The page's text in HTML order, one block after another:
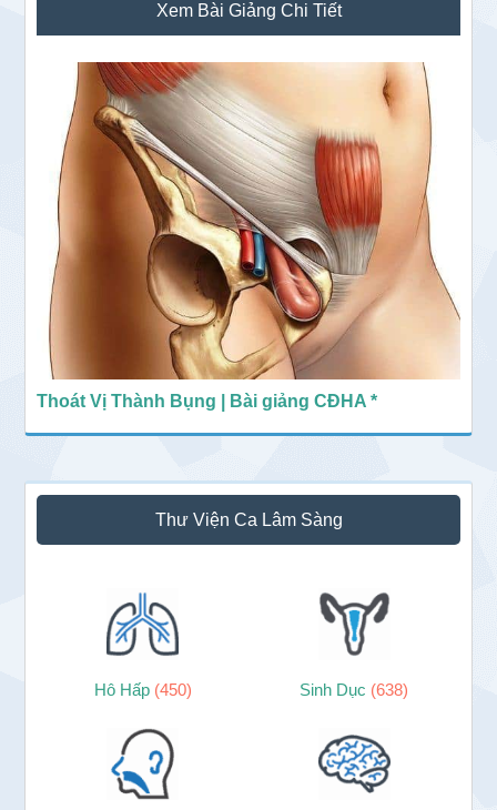
chính
Xem Bài Giảng Chi Tiết
Thoát Vị Thành Bụng | Bài giảng CĐHA *
Thư Viện Ca Lâm Sàng
Hô Hấp (450) Sinh Dục (638)